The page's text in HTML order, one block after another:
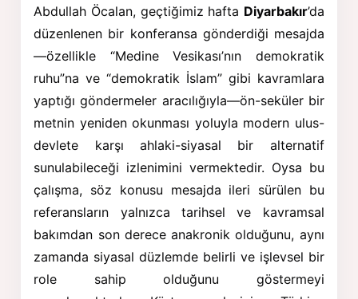
Abdullah Öcalan, geçtiğimiz hafta Diyarbakır’da
düzenlenen bir konferansa gönderdiği mesajda
—özellikle “Medine Vesikası’nın demokratik
ruhu”na ve “demokratik İslam” gibi kavramlara
yaptığı göndermeler aracılığıyla—ön-seküler bir
metnin yeniden okunması yoluyla modern ulus-
devlete karşı ahlaki-siyasal bir alternatif
sunulabileceği izlenimini vermektedir. Oysa bu
çalışma, söz konusu mesajda ileri sürülen bu
referansların yalnızca tarihsel ve kavramsal
bakımdan son derece anakronik olduğunu, aynı
zamanda siyasal düzlemde belirli ve işlevsel bir
role sahip olduğunu göstermeyi